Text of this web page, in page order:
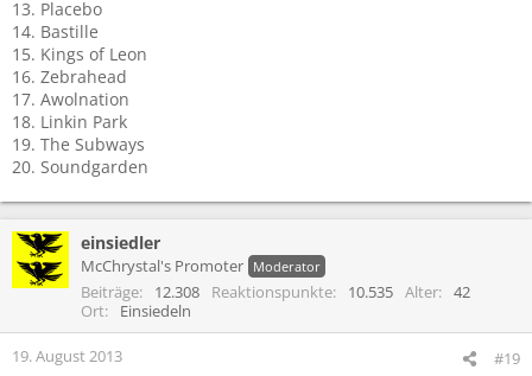
13. Placebo
14. Bastille
15. Kings of Leon
16. Zebrahead
17. Awolnation
18. Linkin Park
19. The Subways
20. Soundgarden
einsiedler
McChrystal's Promoter Moderator
Beiträge 12.308 Reaktionspunkte 10.535 Alter
42
Ort
Einsiedeln
19. August 2013 #19